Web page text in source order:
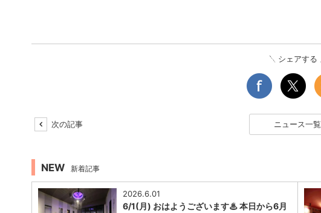
シェアする
次の記事 ニュース一覧
NEW 新着記事
2026.6.01
6/1(月) おはようございます♨ 本日から6月